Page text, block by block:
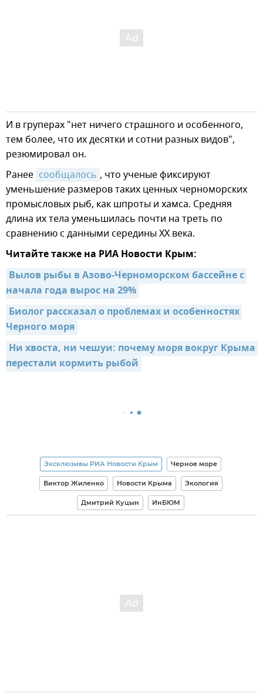
И в груперах "нет ничего страшного и особенного,
тем более, что их десятки и сотни разных видов",
резюмировал он.
Ранее сообщалось , что ученые фиксируют
уменьшение размеров таких ценных черноморских
промысловых рыб, как шпроты и хамса. Средняя
длина их тела уменьшилась почти на треть по
сравнению с данными середины ХХ века.
Читайте также на РИА Новости Крым:
Вылов рыбы в Азово-Черноморском бассейне с
начала года вырос на 29%
Биолог рассказал о проблемах и особенностях
Черного моря
Ни хвоста, ни чешуи: почему моря вокруг Крыма
перестали кормить рыбой
Эксклюзивы РИА Новости Крым Черное море
Виктор Жиленко Новости Крыма Экология
Дмитрий Куцын ИнБЮМ